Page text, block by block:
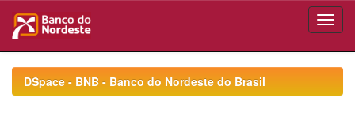
navigationDSpace - BNB - Banco do Nordeste do Brasil